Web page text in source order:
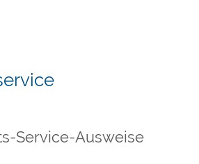
Service-Ausweise